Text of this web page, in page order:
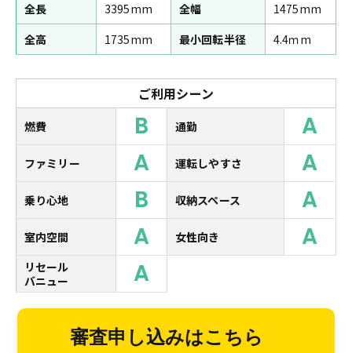
全長
3395mm 全幅
1475mm
全高
1735mm 最小回転半径 4.4ｍm
ご利用シーン
燃費 B 通勤 A
ファミリー A 運転しやすさ A
乗り心地 B 収納スペース A
室内空間 A 女性向き A
リセール
バニュー
A
審査申し込みはこちら